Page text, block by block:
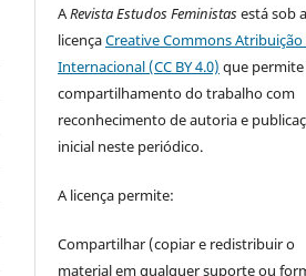
ARevista Estudos Feministasestá sob
licençaCreative Commons Atribuição
Internacional (CC BY 4.0) que
compartilhamento do trabalho com
reconhecimento de autoria e
inicial neste periódico.
A licença permite:
Compartilhar (copiar e redistribuir o
material em qualquer suporte ou